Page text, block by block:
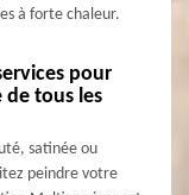
à forte chaleur.
pour
tous les
satinée ou
peindre votre